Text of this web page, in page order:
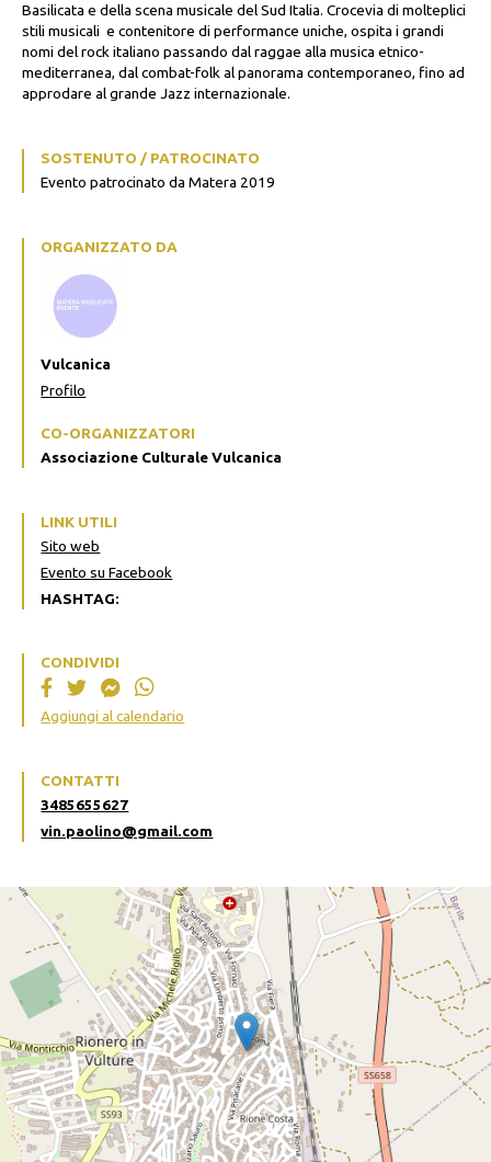
Basilicata e della scena musicale del Sud Italia. Crocevia di molteplici
stili musicali e contenitore di performance uniche, ospita i grandi
nomi del rock italiano passando dal raggae alla musica etnico-
mediterranea, dal combat-folk al panorama contemporaneo, fino ad
approdare al grande Jazz internazionale.
SOSTENUTO / PATROCINATO
Evento patrocinato da Matera 2019
ORGANIZZATO DA
Vulcanica
Profilo
CO-ORGANIZZATORI
Associazione Culturale Vulcanica
LINK UTILI
Sito web
Evento su Facebook
HASHTAG:
CONDIVIDI
Aggiungi al calendario
CONTATTI
3485655627
vin.paolino@gmail.com